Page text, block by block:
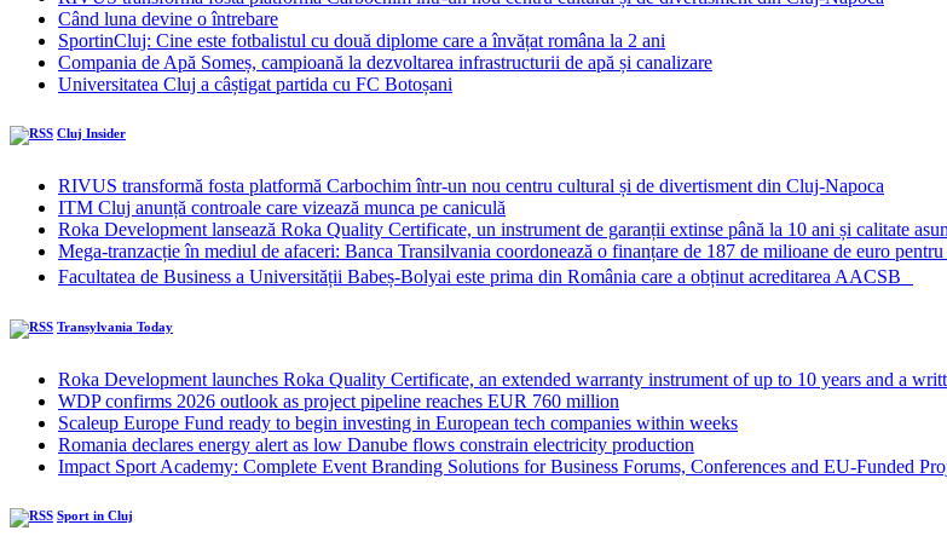
Când luna devine o întrebare
SportinCluj: Cine este fotbalistul cu două diplome care a învățat româna la 2 ani
Compania de Apă Someș, campioană la dezvoltarea infrastructurii de apă și canalizare
Universitatea Cluj a câștigat partida cu FC Botoșani
Cluj Insider
RIVUS transformă fosta platformă Carbochim într-un nou centru cultural și de divertisment din Cluj-Napoca
ITM Cluj anunță controale care vizează munca pe caniculă
Roka Development lansează Roka Quality Certificate, un instrument de garanții extinse până la 10 ani și calitate
Mega-tranzacție în mediul de afaceri: Banca Transilvania coordonează o finanțare de 187 de milioane de euro
Facultatea de Business a Universității Babeș-Bolyai este prima din România care a obținut acreditarea AACSB
Transylvania Today
Roka Development launches Roka Quality Certificate, an extended warranty instrument of up to 10 years and a
WDP confirms 2026 outlook as project pipeline reaches EUR 760 million
Scaleup Europe Fund ready to begin investing in European tech companies within weeks
Romania declares energy alert as low Danube flows constrain electricity production
Impact Sport Academy: Complete Event Branding Solutions for Business Forums, Conferences and EU-Funded
Sport in Cluj